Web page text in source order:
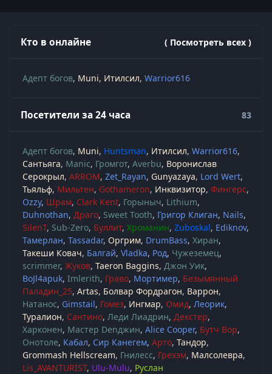
Кто в онлайне ( Посмотреть всех )
Адепт богов Muni Итилсил Warrior616
Посетители за 24 часа 83
Адепт богов Muni Huntsman Итилсил Warrior616
Сантьяга Manic Громгот Averbu Воронислав
Серокрыл ARROM Zet_Rayan Gunyazaya Lord Wert
Тьяльф Мильтен Gothameron Инквизитор Фингерс
Ozzy Шрам Clark Kent Горыныч Lithium
Duhnothan Драго Sweet Tooth Григор Клиган Nails
SilenT Sub-Zero Буллит Хроманин Zuboskal Ediknov
Тамерлан Tassadar Оргрим DrumBass Хиран
Такеши Ковач Балгай Vladka Род Чужеземец
scrimmer Жуков Taeron Baggins Джон Уик
BoJl4apuk Imlerith Граво Мортимер Безымянный
Паладин_25 Artas Болвар Фордрагон Варрон
Натанос Gimstail Гомез Ингмар Омид Леорик
Туралион Сантино Леди Лиадрин Декстер
Харконен Мастер Denджин Alice Cooper Бутч Вор
Онотоле Кабал Сир Канегем Арто Тандор
Grommash Hellscream Гнилесс Грехэм Малсолевра
Lis_AVANTURIST Ulu-Mulu Руслан